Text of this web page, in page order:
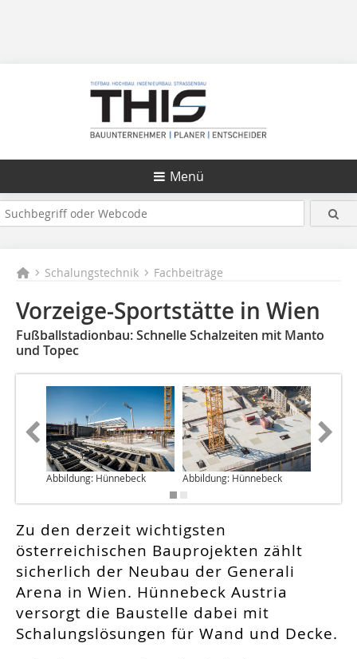
Menü
Schalungstechnik Fachbeiträge
Vorzeige-Sportstätte in Wien
Fußballstadionbau: Schnelle Schalzeiten mit Manto
und Topec
Abbildung: Hünnebeck Abbildung: Hünnebeck
Zu den derzeit wichtigsten
österreichischen Bauprojekten zählt
sicherlich der Neubau der Generali
Arena in Wien. Hünnebeck Austria
versorgt die Baustelle dabei mit
Schalungslösungen für Wand und Decke.